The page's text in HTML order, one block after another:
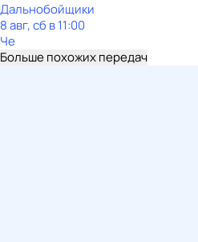
Дальнобойщики
8 авг, сб в 11:00
Че
Больше похожих передач